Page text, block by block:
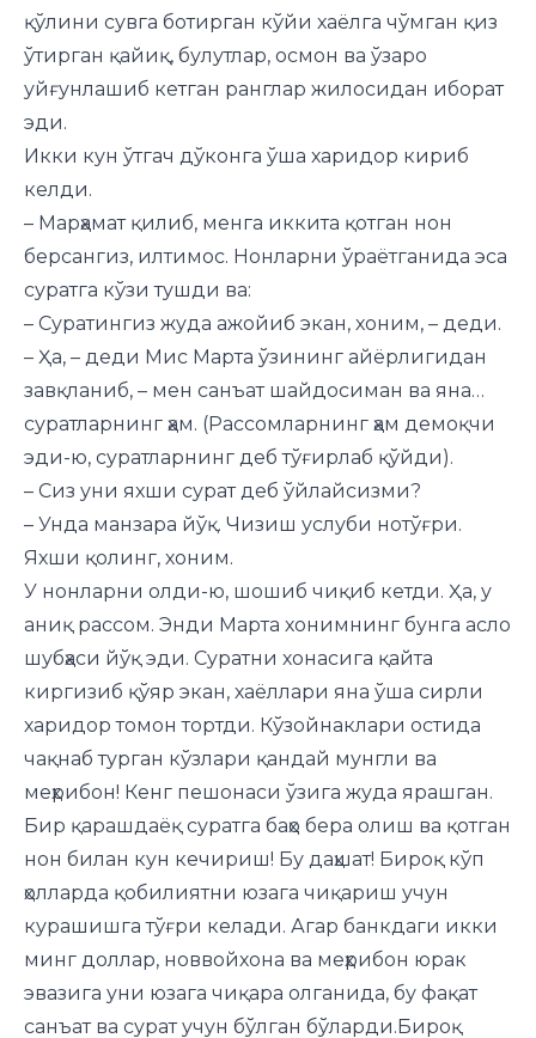
қўлини сувга бо­тирган кўйи хаёлга чўмган қиз
ўтирган қайиқ, булутлар, осмон ва ўзаро
уйғунлашиб кетган ранглар жилосидан иборат
эди.
Икки кун ўтгач дўконга ўша харидор кириб
келди.
– Марҳамат қилиб, менга иккита қотган нон
берсангиз, илтимос. Нонларни ўраётганида эса
суратга кўзи тушди ва:
– Суратингиз жуда ажойиб экан, хоним, – деди.
– Ҳа, – деди Мис Марта ўзи­нинг айёрлигидан
завқланиб, – мен санъат шайдосиман ва яна…
суратларнинг ҳам. (Рассомларнинг ҳам демоқчи
эди-ю, суратларнинг деб тўғирлаб қўйди).
– Сиз уни яхши сурат деб ўйлайсизми?
– Унда манзара йўқ. Чизиш услуби нотўғри.
Яхши қолинг, хоним.
У нонларни олди-ю, шошиб чиқиб кетди. Ҳа, у
аниқ рассом. Энди Марта хонимнинг бунга асло
шубҳаси йўқ эди. Суратни хонасига қайта
киргизиб қўяр экан, хаёллари яна ўша сирли
харидор томон тортди. Кўзойнаклари остида
чақнаб турган кўзлари қан­дай мунгли ва
меҳрибон! Кенг пешонаси ўзига жуда ярашган.
Бир қарашдаёқ суратга баҳо бера олиш ва қотган
нон билан кун кечириш! Бу даҳшат! Бироқ кўп
ҳолларда қобилиятни юзага чиқариш учун
курашиш­га тўғри келади. Агар банкдаги икки
минг доллар, новвойхона ва меҳрибон юрак
эвазига уни юзага чиқара олганида, бу фақат
санъат ва сурат учун бўлган бўларди.Бироқ